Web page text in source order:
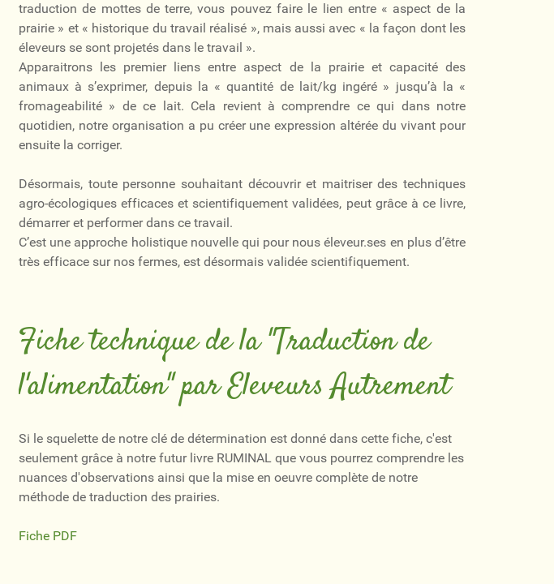
traduction de mottes de terre, vous pouvez faire le lien entre « aspect de la
prairie » et « historique du travail réalisé », mais aussi avec « la façon dont les
éleveurs se sont projetés dans le travail ».
Apparaitrons les premier liens entre aspect de la prairie et capacité des
animaux à s’exprimer, depuis la « quantité de lait/kg ingéré » jusqu’à la «
fromageabilité » de ce lait. Cela revient à comprendre ce qui dans notre
quotidien, notre organisation a pu créer une expression altérée du vivant pour
ensuite la corriger.
Désormais, toute personne souhaitant découvrir et maitriser des techniques
agro-écologiques efficaces et scientifiquement validées, peut grâce à ce livre,
démarrer et performer dans ce travail.
C’est une approche holistique nouvelle qui pour nous éleveur.ses en plus d’être
très efficace sur nos fermes, est désormais validée scientifiquement.
Fiche technique de la "Traduction de
l'alimentation" par Eleveurs Autrement
Si le squelette de notre clé de détermination est donné dans cette fiche, c'est
seulement grâce à notre futur livre RUMINAL que vous pourrez comprendre les
nuances d'observations ainsi que la mise en oeuvre complète de notre
méthode de traduction des prairies.
Fiche PDF